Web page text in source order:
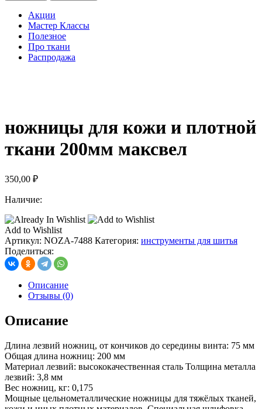
Акции
Мастер Классы
Полезное
Про ткани
Распродажа
ножницы для кожи и плотной
ткани 200мм максвел
350,00 ₽
Наличие:
Add to Wishlist
Артикул: NOZA-7488 Категория: инструменты для шитья
Поделиться:
Описание
Отзывы (0)
Описание
Длина лезвий ножниц, от кончиков до середины винта: 75 мм
Общая длина ножниц: 200 мм
Материал лезвий: высококачественная сталь Толщина металла
лезвий: 3,8 мм
Вес ножниц, кг: 0,175
Мощные цельнометаллические ножницы для тяжёлых тканей,